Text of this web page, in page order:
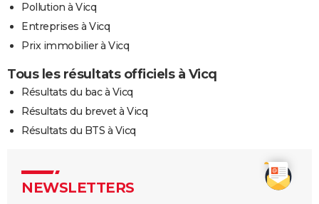
Pollution à Vicq
Entreprises à Vicq
Prix immobilier à Vicq
Tous les résultats officiels à Vicq
Résultats du bac à Vicq
Résultats du brevet à Vicq
Résultats du BTS à Vicq
NEWSLETTERS